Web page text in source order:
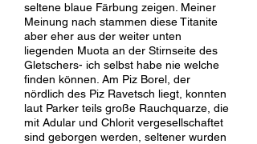
seltene blaue Färbung zeigen. Meiner
Meinung nach stammen diese Titanite
aber eher aus der weiter unten
liegenden Muota an der Stirnseite des
Gletschers- ich selbst habe nie welche
finden können. Am Piz Borel, der
nördlich des Piz Ravetsch liegt, konnten
laut Parker teils große Rauchquarze, die
mit Adular und Chlorit vergesellschaftet
sind geborgen werden, seltener wurden